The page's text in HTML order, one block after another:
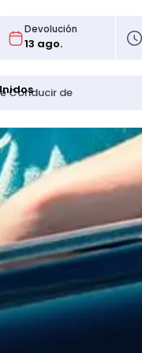
Devolución
Conducir de